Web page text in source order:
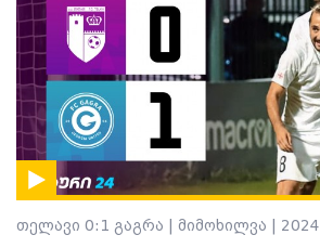
თელავი 0:1 გაგრა | მიმოხილვა | 2024